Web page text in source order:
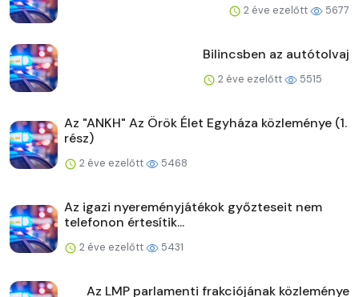
2 éve ezelőtt 5677
Bilincsben az autótolvaj
2 éve ezelőtt 5515
Az "ANKH" Az Örök Élet Egyháza közleménye (1.
rész)
2 éve ezelőtt 5468
Az igazi nyereményjátékok győzteseit nem
telefonon értesítik...
2 éve ezelőtt 5431
Az LMP parlamenti frakciójának közleménye